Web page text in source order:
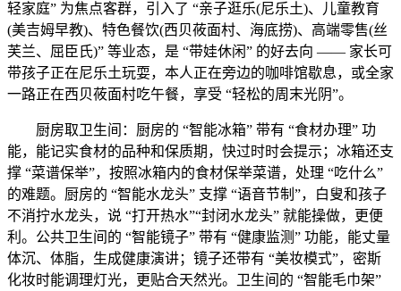
轻家庭” 为焦点客群，引入了 “亲子逛乐(尼乐土)、儿童教育
(美吉姆早教)、特色餐饮(西贝莜面村、海底捞)、高端零售(丝
芙兰、屈臣氏)” 等业态，是 “带娃休闲” 的好去向 —— 家长可
带孩子正在尼乐土玩耍，本人正在旁边的咖啡馆歇息，或全家
一路正在西贝莜面村吃午餐，享受 “轻松的周末光阴”。
厨房取卫生间：厨房的 “智能冰箱” 带有 “食材办理” 功
能，能记实食材的品种和保质期，快过时时会提示；冰箱还支
撑 “菜谱保举”，按照冰箱内的食材保举菜谱，处理 “吃什么”
的难题。厨房的 “智能水龙头” 支撑 “语音节制”，白叟和孩子
不消拧水龙头，说 “打开热水”“封闭水龙头” 就能操做，更便
利。公共卫生间的 “智能镜子” 带有 “健康监测” 功能，能丈量
体沉、体脂，生成健康演讲；镜子还带有 “美妆模式”，密斯
化妆时能调理灯光，更贴合天然光。卫生间的 “智能毛巾架”